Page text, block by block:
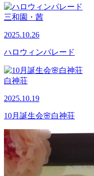
三和園・茜
2025.10.26
ハロウィンパレード
白神荘
2025.10.19
10月誕生会🌸白神荘